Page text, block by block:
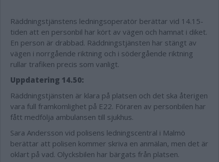
Räddningstjänstens ledningsoperatör berättar vid 14.15-
tiden att en personbil har kört av vägen och hamnat i diket.
En person är drabbad. Räddningstjänsten har stängt av
vägen i norrgående riktning och i södergående riktning
rullar trafiken precis som vanligt.
Uppdatering 14.50:
Räddningstjänsten är klara på platsen och det ska återigen
vara full framkomlighet på E22. Föraren av personbilen har
fått medfölja ambulansen till sjukhus.
Sara Andersson vid polisens ledningscentral i Malmö
berättar att polisen kommer skriva en anmälan, men det är
oklart på vad. Olycksbilen har bärgats från platsen.